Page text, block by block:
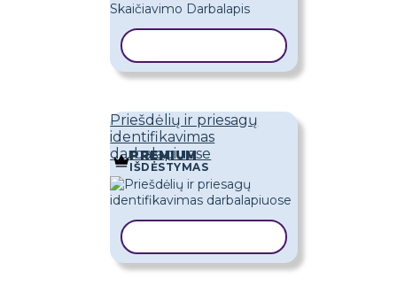
Priešdėlių ir priesagų
identifikavimas
darbalapiuose
PREMIUM
IŠDĖSTYMAS